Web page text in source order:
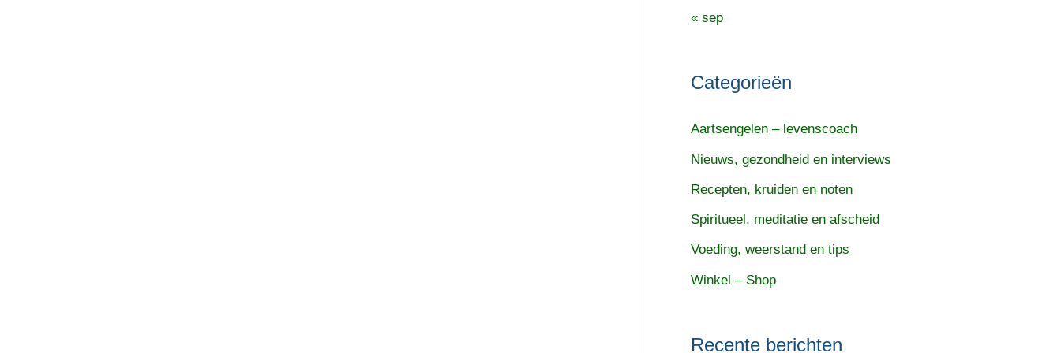
« sep
Categorieën
Aartsengelen – levenscoach
Nieuws, gezondheid en interviews
Recepten, kruiden en noten
Spiritueel, meditatie en afscheid
Voeding, weerstand en tips
Winkel – Shop
Recente berichten